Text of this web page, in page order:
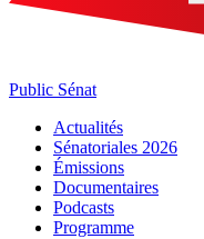
Public Sénat
Actualités
Sénatoriales 2026
Émissions
Documentaires
Podcasts
Programme